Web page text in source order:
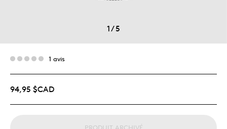
1/5
1 avis
94,95 $CAD
PRODUIT ARCHIVÉ